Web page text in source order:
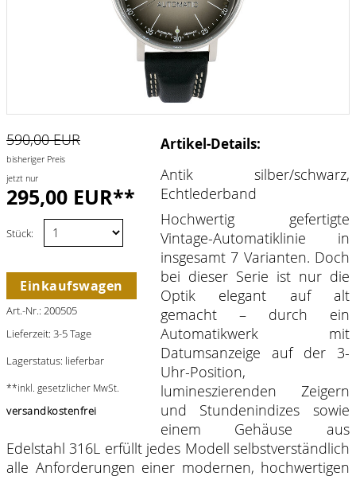
590,00 EUR
bisheriger Preis
jetzt nur
295,00 EUR**
Stück:
Einkaufswagen
Art.-Nr.: 200505
Lieferzeit: 3-5 Tage
Lagerstatus: lieferbar
**inkl. gesetzlicher MwSt.
versandkostenfrei
Artikel-Details:
Antik silber/schwarz,
Echtlederband
Hochwertig gefertigte
Vintage-Automatiklinie in
insgesamt 7 Varianten. Doch
bei dieser Serie ist nur die
Optik elegant auf alt
gemacht – durch ein
Automatikwerk mit
Datumsanzeige auf der 3-
Uhr-Position,
lumineszierenden Zeigern
und Stundenindizes sowie
einem Gehäuse aus
Edelstahl 316L erfüllt jedes Modell selbstverständlich
alle Anforderungen einer modernen, hochwertigen